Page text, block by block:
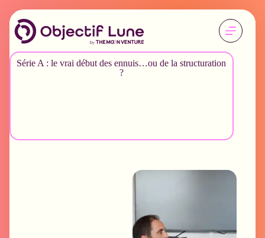
Série A : le vrai début des ennuis…ou de la structuration
?